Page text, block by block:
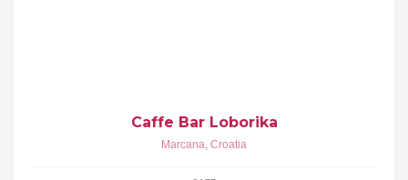
Caffe Bar Loborika
Marcana, Croatia